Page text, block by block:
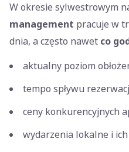
W okresie sylwestrowym
management pracuje w
dnia, a często nawet co
aktualny poziom
tempo spływu
ceny konkurencyjnych
wydarzenia lokalne i